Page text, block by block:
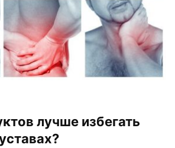
лучше избегать